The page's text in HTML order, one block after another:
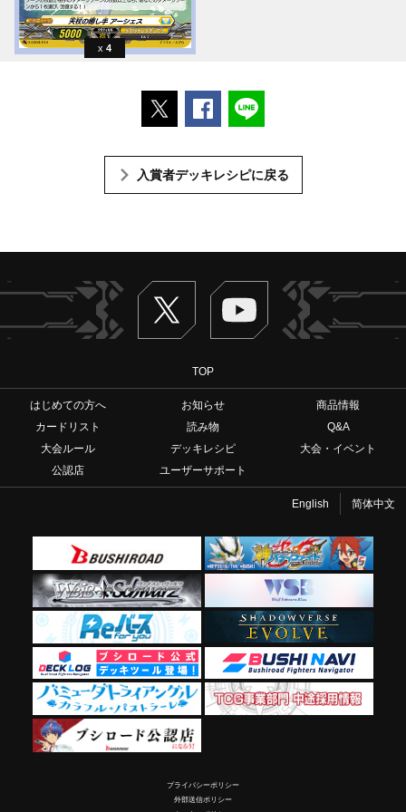
4
ポストするFacebookでシェアする
入賞者デッキレシピに戻る
Twitter ヴァンガードch
TOP
はじめての方へ お知らせ
商品情報
カードリスト
読み物
Q&A
大会ルール
デッキレシピ
大会・イベント
公認店
ユーザーサポート
English 简体中文
プライバシーポリシー
外部送信ポリシー